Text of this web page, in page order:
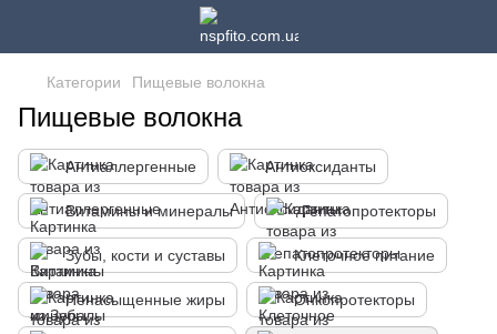
Категории Пищевые волокна
Пищевые волокна
Антиаллергенные Антиоксиданты
Витамины и минералы Гепатопротекторы
Зубы, кости и суставы Клеточное питание
Ненасыщенные жиры Онкопротекторы